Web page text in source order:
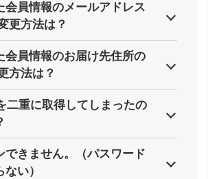
会員情報のメールアドレス
更方法は？
会員情報のお届け先住所の
方法は？
二重に取得してしまったの
できません。（パスワード
い）